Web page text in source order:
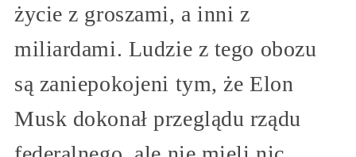
życie z groszami, a inni z
miliardami. Ludzie z tego obozu
są zaniepokojeni tym, że Elon
Musk dokonał przeglądu rządu